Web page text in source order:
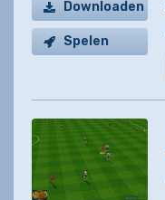
Downloaden
Spelen